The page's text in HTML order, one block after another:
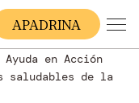
APADRINA
Ayuda en Acción
saludables de la